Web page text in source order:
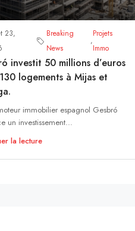
23,
Breaking
News
,
Projets
Immo
investit 50 millions d’euros
logements à Mijas et
immobilier espagnol Gesbró
un investissement...
la lecture